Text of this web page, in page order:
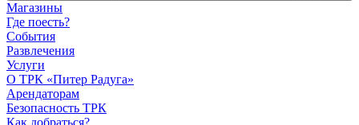
Магазины
Где поесть?
События
Развлечения
Услуги
О ТРК «Питер Радуга»
Арендаторам
Безопасность ТРК
Как добраться?